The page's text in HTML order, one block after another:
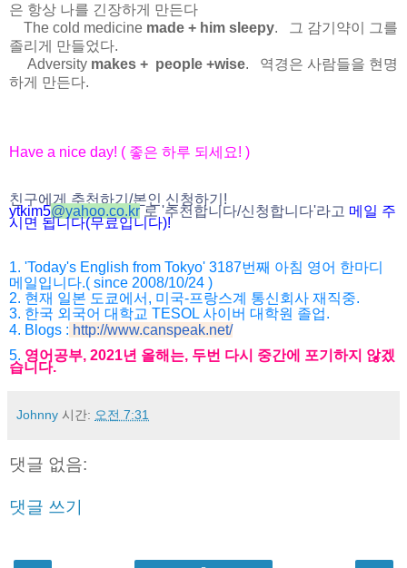
은 항상 나를 긴장하게 만든다
The cold medicine made + him sleepy. 그 감기약이 그를
졸리게 만들었다.
Adversity makes + people +wise. 역경은 사람들을 현명
하게 만든다.
Have a nice day! ( 좋은 하루 되세요! )
친구에게 추천하기/본인 신청하기!
ytkim5@yahoo.co.kr 로 '추천합니다/신청합니다'라고 메일 주
시면 됩니다(무료입니다)!
1. 'Today's English from Tokyo' 3187번째 아침 영어 한마디
메일입니다.( since 2008/10/24 )
2. 현재 일본 도쿄에서, 미국-프랑스계 통신회사 재직중.
3. 한국 외국어 대학교 TESOL 사이버 대학원 졸업.
4. Blogs : http://www.canspeak.net/
5. 영어공부, 2021년 올해는, 두번 다시 중간에 포기하지 않겠
습니다.
Johnny 시간: 오전 7:31
댓글 없음:
댓글 쓰기